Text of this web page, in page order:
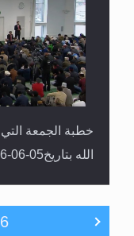
خطبة الجمعة التي
الله بتاريخ05-06-2026